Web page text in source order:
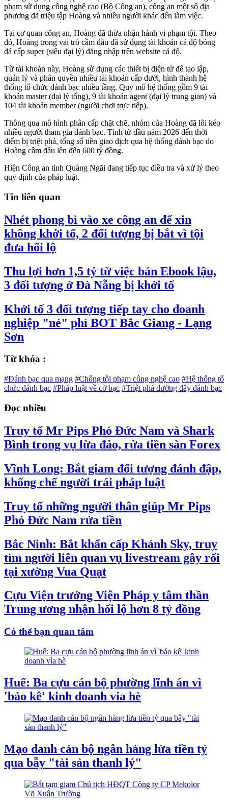
phạm sử dụng công nghệ cao (Bộ Công an), công an một số địa
phương đã triệu tập Hoàng và nhiều người khác đến làm việc.
Tại cơ quan công an, Hoàng đã thừa nhận hành vi phạm tội. Theo
đó, Hoàng trong vai trò cầm đầu đã sử dụng tài khoản cá độ bóng
đá cấp super (siêu đại lý) đăng nhập trên website cá độ.
Từ tài khoản này, Hoàng sử dụng các thiết bị điện tử để tạo lập,
quản lý và phân quyền nhiều tài khoản cấp dưới, hình thành hệ
thống tổ chức đánh bạc nhiều tầng. Quy mô hệ thống gồm 9 tài
khoản master (đại lý tổng), 9 tài khoản agent (đại lý trung gian) và
104 tài khoản member (người chơi trực tiếp).
Thông qua mô hình phân cấp chặt chẽ, nhóm của Hoàng đã lôi kéo
nhiều người tham gia đánh bạc. Tính từ đầu năm 2026 đến thời
điểm bị triệt phá, tổng số tiền giao dịch qua hệ thống đánh bạc do
Hoàng cầm đầu lên đến 600 tỷ đồng.
Hiện Công an tỉnh Quảng Ngãi đang tiếp tục điều tra và xử lý theo
quy định của pháp luật.
Tin liên quan
Nhét phong bì vào xe công an để xin
không khởi tố, 2 đối tượng bị bắt vì tội
đưa hối lộ
Thu lợi hơn 1,5 tỷ từ việc bán Ebook lậu,
3 đối tượng ở Đà Nẵng bị khởi tố
Khởi tố 3 đối tượng tiếp tay cho doanh
nghiệp "né" phí BOT Bắc Giang - Lạng
Sơn
Từ khóa :
#Đánh bạc qua mạng #Chống tội phạm công nghệ cao #Hệ thống tổ
chức đánh bạc #Pháp luật về cờ bạc #Triệt phá đường dây đánh bạc
Đọc nhiều
Truy tố Mr Pips Phó Đức Nam và Shark
Bình trong vụ lừa đảo, rửa tiền sàn Forex
Vĩnh Long: Bắt giam đối tượng đánh đập,
khống chế người trái pháp luật
Truy tố những người thân giúp Mr Pips
Phó Đức Nam rửa tiền
Bắc Ninh: Bắt khẩn cấp Khánh Sky, truy
tìm người liên quan vụ livestream gây rối
tại xưởng Vua Quạt
Cựu Viện trưởng Viện Pháp y tâm thần
Trung ương nhận hối lộ hơn 8 tỷ đồng
Có thể bạn quan tâm
Huế: Ba cựu cán bộ phường lĩnh án vì
'bảo kê' kinh doanh vỉa hè
Mạo danh cán bộ ngân hàng lừa tiền tỷ
qua bẫy "tài sản thanh lý"